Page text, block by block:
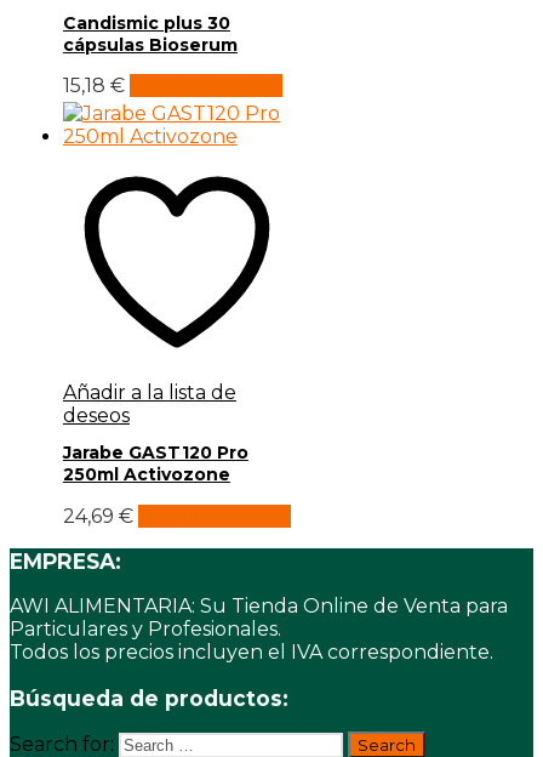
Candismic plus 30
cápsulas Bioserum
15,18 €
Añadir a la lista de
deseos
Jarabe GAST120 Pro
250ml Activozone
24,69 €
EMPRESA:
AWI ALIMENTARIA: Su Tienda Online de Venta para
Particulares y Profesionales.
Todos los precios incluyen el IVA correspondiente.
Búsqueda de productos:
Search for: